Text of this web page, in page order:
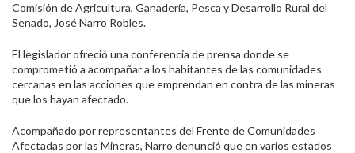
Comisión de Agricultura, Ganadería, Pesca y Desarrollo Rural del
Senado, José Narro Robles.
El legislador ofreció una conferencia de prensa donde se
comprometió a acompañar a los habitantes de las comunidades
cercanas en las acciones que emprendan en contra de las mineras
que los hayan afectado.
Acompañado por representantes del Frente de Comunidades
Afectadas por las Mineras, Narro denunció que en varios estados